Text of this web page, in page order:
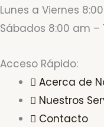
Lunes a Viernes
Sábados 8:00 am –
Acceso Rápido:
Acerca de
Nuestros
Contacto